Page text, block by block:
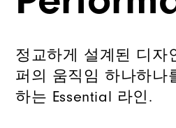
정교하게 설계된 디자
퍼의 움직임 하나하나
하는 Essential 라인.